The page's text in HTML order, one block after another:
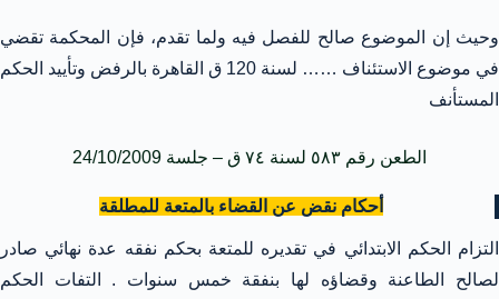
وحيث إن الموضوع صالح للفصل فيه ولما تقدم، فإن المحكمة تقضي
في موضوع الاستئناف …… لسنة 120 ق القاهرة بالرفض وتأييد الحكم
المستأنف
الطعن رقم ٥٨٣ لسنة ٧٤ ق – جلسة 24/10/2009
أحكام نقض عن القضاء بالمتعة للمطلقة
التزام الحكم الابتدائي في تقديره للمتعة بحكم نفقه عدة نهائي صادر
لصالح الطاعنة وقضاؤه لها بنفقة خمس سنوات . التفات الحكم